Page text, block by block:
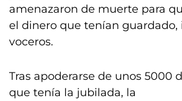
amenazaron de muerte para
el dinero que tenían guardado,
voceros.
Tras apoderarse de unos 5000
que tenía la jubilada, la